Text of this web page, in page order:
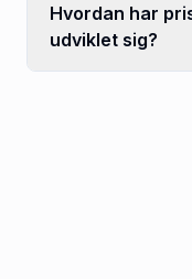
Hvordan har
udviklet sig?